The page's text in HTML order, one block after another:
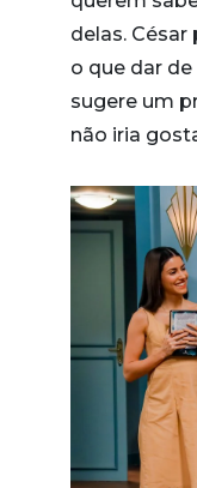
delas. César
o que dar de
sugere um
não iria